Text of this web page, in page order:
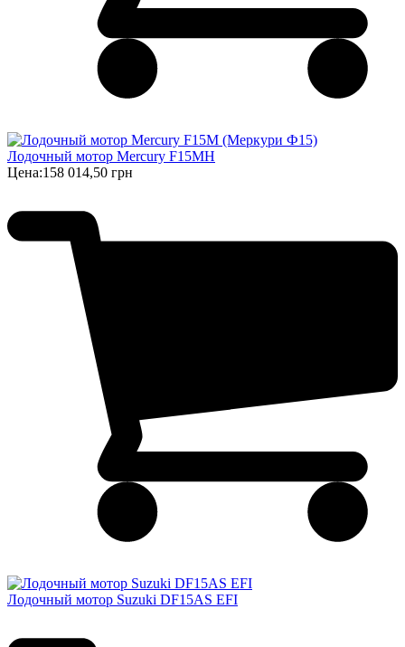
Лодочный мотор Mercury F15MH
Цена:158 014,50 грн
Лодочный мотор Suzuki DF15AS EFI